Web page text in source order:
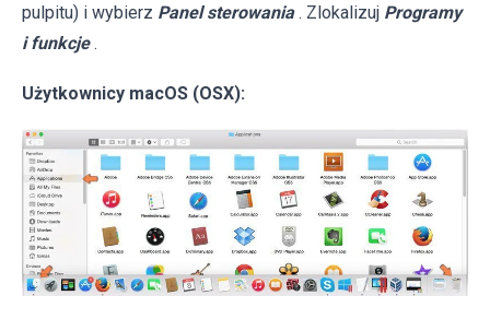
pulpitu) i wybierz Panel sterowania . Zlokalizuj Programy
i funkcje .
Użytkownicy macOS (OSX):